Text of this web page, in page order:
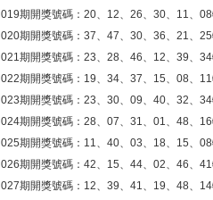
019期開獎號碼：20、12、26、30、11、
020期開獎號碼：37、47、30、36、21、
021期開獎號碼：23、28、46、12、39、
022期開獎號碼：19、34、37、15、08、
023期開獎號碼：23、30、09、40、32、
024期開獎號碼：28、07、31、01、48、
025期開獎號碼：11、40、03、18、15、
026期開獎號碼：42、15、44、02、46、
027期開獎號碼：12、39、41、19、48、